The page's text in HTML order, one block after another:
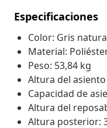
Especificaciones
Color: Gris
Material:
Peso: 53,84 kg
Altura del
Capacidad de
Altura del
Altura posterior: